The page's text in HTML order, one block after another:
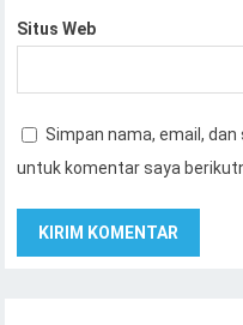
Situs Web
Simpan nama, email,
untuk komentar saya